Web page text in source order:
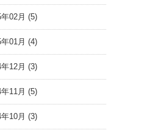
02月 (5)
01月 (4)
12月 (3)
11月 (5)
10月 (3)